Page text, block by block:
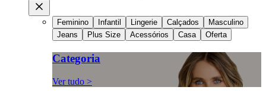
Feminino Infantil Lingerie Calçados
Masculino
Jeans
Plus Size Acessórios Casa Oferta
Categoria
Ver tudo >